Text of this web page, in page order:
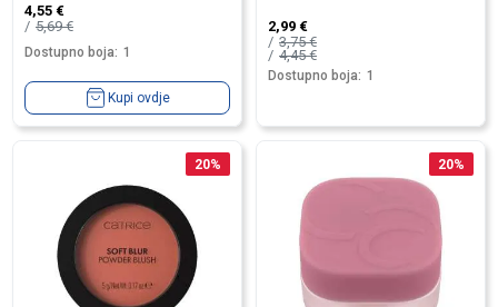
4,55 €
5,69€
Dostupno boja: 1
Kupi ovdje
2,99 €
3,75€
4,45€
Dostupno boja: 1
20% 20%